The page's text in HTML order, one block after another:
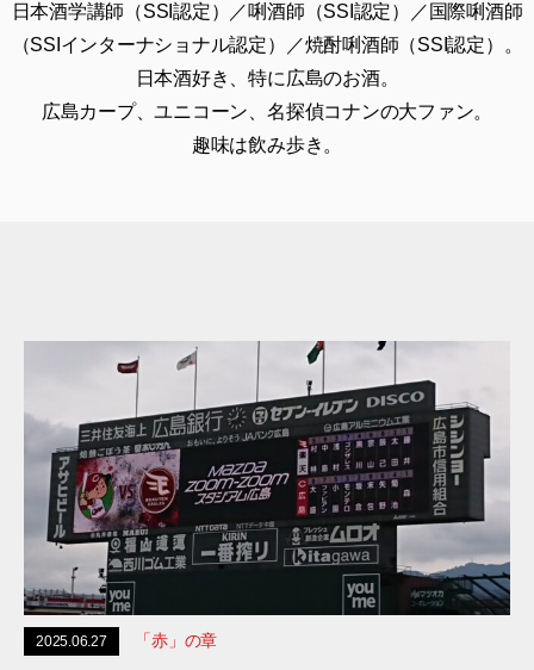
日本酒学講師（SSI認定）／唎酒師（SSI認定）／国際唎酒師
（SSIインターナショナル認定）／焼酎唎酒師（SSI認定）。
日本酒好き、特に広島のお酒。
広島カープ、ユニコーン、名探偵コナンの大ファン。
趣味は飲み歩き。
2025.06.27 「赤」の章